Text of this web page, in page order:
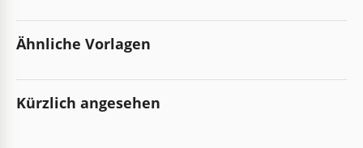
Ähnliche Vorlagen
Kürzlich angesehen